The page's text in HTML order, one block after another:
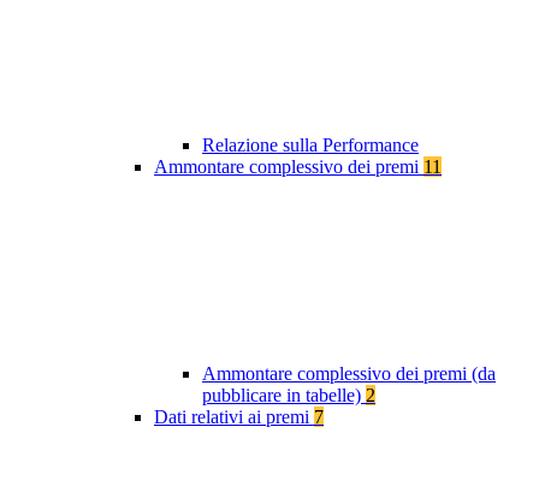
Relazione sulla Performance
Ammontare complessivo dei premi 11
Ammontare complessivo dei premi (da
pubblicare in tabelle) 2
Dati relativi ai premi 7